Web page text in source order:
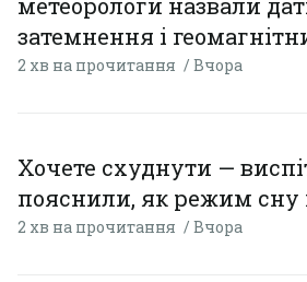
метеорологи назвали
затемнення і
2 хв на прочитання Вчора
Хочете схуднути —
пояснили, як режим
2 хв на прочитання Вчора